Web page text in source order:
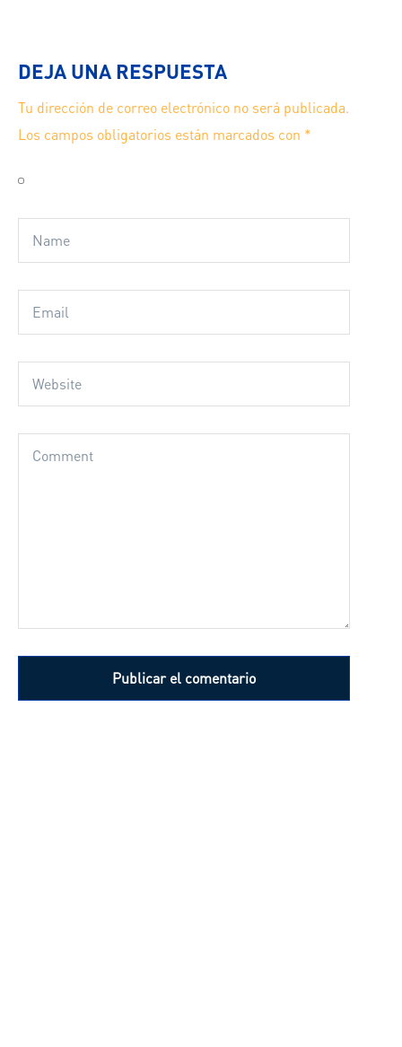
DEJA UNA RESPUESTA
Tu dirección de correo electrónico no será publicada.
Los campos obligatorios están marcados con *